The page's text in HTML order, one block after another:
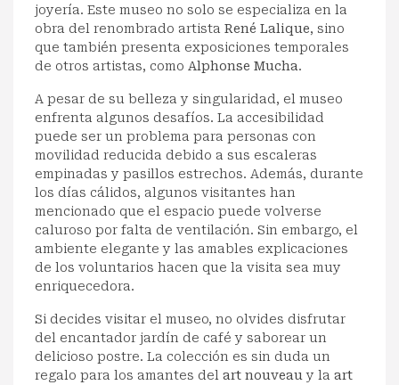
joyería. Este museo no solo se especializa en la
obra del renombrado artista René Lalique, sino
que también presenta exposiciones temporales
de otros artistas, como Alphonse Mucha.
A pesar de su belleza y singularidad, el museo
enfrenta algunos desafíos. La accesibilidad
puede ser un problema para personas con
movilidad reducida debido a sus escaleras
empinadas y pasillos estrechos. Además, durante
los días cálidos, algunos visitantes han
mencionado que el espacio puede volverse
caluroso por falta de ventilación. Sin embargo, el
ambiente elegante y las amables explicaciones
de los voluntarios hacen que la visita sea muy
enriquecedora.
Si decides visitar el museo, no olvides disfrutar
del encantador jardín de café y saborear un
delicioso postre. La colección es sin duda un
regalo para los amantes del art nouveauy la art